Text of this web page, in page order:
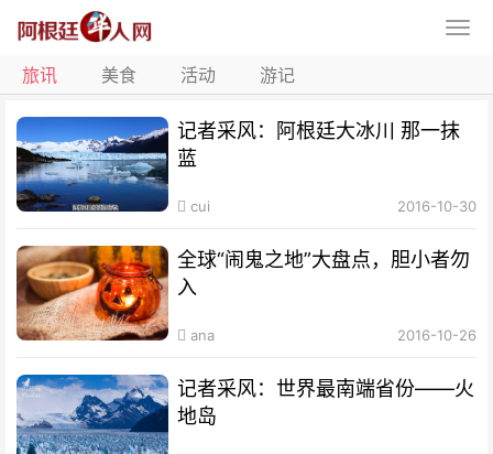
旅讯 美食 活动 游记
记者采风：阿根廷大冰川 那一抹
蓝
cui 2016-10-30
全球“闹鬼之地”大盘点，胆小者勿
入
ana 2016-10-26
记者采风：世界最南端省份——火
地岛